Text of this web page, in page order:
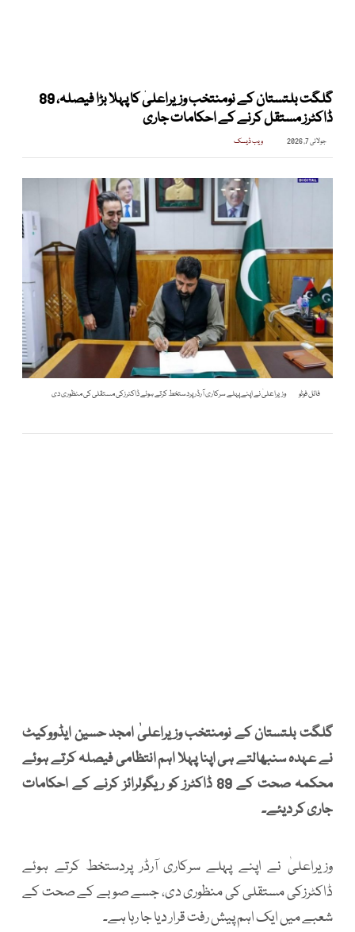
گلگت بلتستان کے نومنتخب وزیراعلیٰ کا پہلا بڑا فیصلہ، 89
ڈاکٹرز مستقل کرنے کے احکامات جاری
جولائی 7, 2026 ویب ڈیسک
فائل فوٹو وزیراعلیٰ نے اپنے پہلے سرکاری آرڈر پردستخط کرتے ہوئے ڈاکٹرزکی مستقلی کی منظوری دی
گلگت بلتستان کے نومنتخب وزیراعلیٰ امجد حسین ایڈووکیٹ
نے عہدہ سنبھالتے ہی اپنا پہلا اہم انتظامی فیصلہ کرتے ہوئے
محکمہ صحت کے 89 ڈاکٹرز کو ریگولرائز کرنے کے احکامات
جاری کر دیئے۔
وزیراعلیٰ نے اپنے پہلے سرکاری آرڈر پردستخط کرتے ہوئے
ڈاکٹرزکی مستقلی کی منظوری دی، جسے صوبے کے صحت کے
شعبے میں ایک اہم پیش رفت قرار دیا جا رہا ہے۔